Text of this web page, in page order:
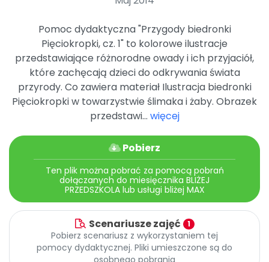
Archiwalne numery
Pomoc
Pomoc dydaktyczna "Przygody biedronki
Pięciokropki, cz. 1" to kolorowe ilustracje
przedstawiające różnorodne owady i ich przyjaciół,
które zachęcają dzieci do odkrywania świata
przyrody. Co zawiera materiał Ilustracja biedronki
Pięciokropki w towarzystwie ślimaka i żaby. Obrazek
przedstawi... więcej
Pobierz
Ten plik można pobrać za pomocą pobrań
dołączanych do miesięcznika BLIŻEJ
PRZEDSZKOLA lub usługi bliżej MAX
Scenariusze zajęć 1
Pobierz scenariusz z wykorzystaniem tej
pomocy dydaktycznej. Pliki umieszczone są do